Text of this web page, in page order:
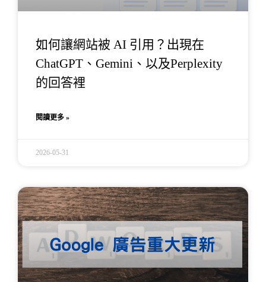
如何讓網站被 AI 引用？出現在
ChatGPT、Gemini、以及Perplexity
的回答裡
閱讀更多 »
2026-05-31